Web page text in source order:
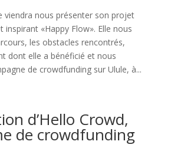
viendra nous présenter son projet
inspirant «Happy Flow». Elle nous
les obstacles rencontrés,
dont elle a bénéficié et nous
de crowdfunding sur Ulule, à...
d’Hello Crowd,
de crowdfunding